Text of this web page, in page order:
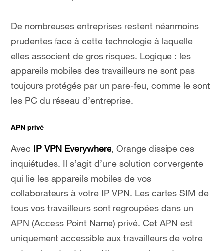
De nombreuses entreprises restent néanmoins
prudentes face à cette technologie à laquelle
elles associent de gros risques. Logique : les
appareils mobiles des travailleurs ne sont pas
toujours protégés par un pare-feu, comme le sont
les PC du réseau d’entreprise.
APN privé
Avec IP VPN Everywhere, Orange dissipe ces
inquiétudes. Il s’agit d’une solution convergente
qui lie les appareils mobiles de vos
collaborateurs à votre IP VPN. Les cartes SIM de
tous vos travailleurs sont regroupées dans un
APN (Access Point Name) privé. Cet APN est
uniquement accessible aux travailleurs de votre